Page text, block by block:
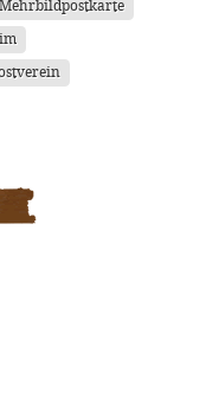
Mehrbildpostkarte